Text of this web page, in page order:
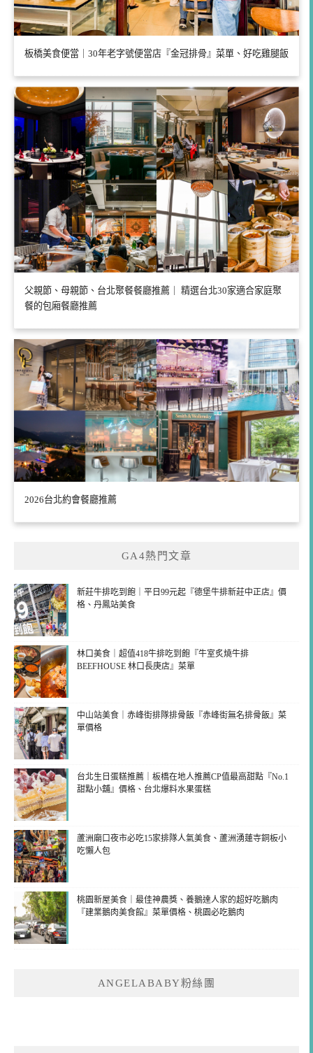
板橋美食便當｜30年老字號便當店『金冠排骨』菜單、好吃雞腿飯
父親節、母親節、台北聚餐餐廳推薦｜ 精選台北30家適合家庭聚
餐的包廂餐廳推薦
2026台北約會餐廳推薦
GA4熱門文章
新莊牛排吃到飽｜平日99元起『德堡牛排新莊中正店』價
格、丹鳳站美食
林口美食｜超值418牛排吃到飽『牛室炙燒牛排
BEEFHOUSE 林口長庚店』菜單
中山站美食｜赤峰街排隊排骨飯『赤峰街無名排骨飯』菜
單價格
台北生日蛋糕推薦｜板橋在地人推薦CP值最高甜點『No.1
甜點小舖』價格、台北爆料水果蛋糕
蘆洲廟口夜市必吃15家排隊人氣美食、蘆洲湧蓮寺銅板小
吃懶人包
桃園新屋美食｜最佳神農獎、養鵝達人家的超好吃鵝肉
『建業鵝肉美食館』菜單價格、桃園必吃鵝肉
ANGELABABY粉絲團